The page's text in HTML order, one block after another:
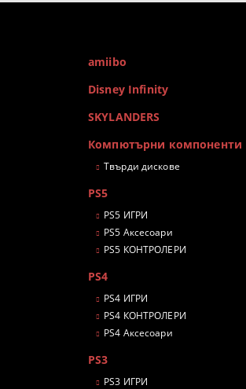
amiibo
Disney Infinity
SKYLANDERS
Компютърни компоненти
Твърди дискове
PS5
PS5 ИГРИ
PS5 Аксесоари
PS5 КОНТРОЛЕРИ
PS4
PS4 ИГРИ
PS4 КОНТРОЛЕРИ
PS4 Аксесоари
PS3
PS3 ИГРИ